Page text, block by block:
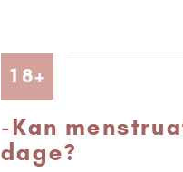
18+
-Kan
dage?